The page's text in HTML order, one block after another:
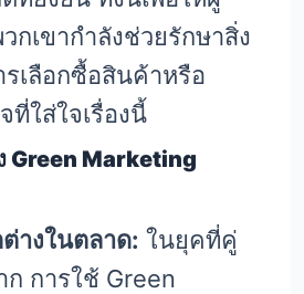
กเขากำลังช่วยรักษาสิ่ง
เลือกซื้อสินค้าหรือ
ที่ใส่ใจเรื่องนี้
Green Marketing
างในตลาด: ในยุคที่คู่
การใช้ Green